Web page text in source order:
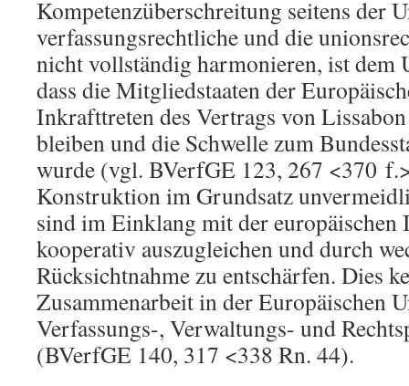
Kompetenzüberschreitung seitens der
verfassungsrechtliche und die
nicht vollständig harmonieren, ist dem
dass die Mitgliedstaaten der
Inkrafttreten des Vertrags von
bleiben und die Schwelle zum
wurde (vgl. BVerfGE 123, 267 <370
Konstruktion im Grundsatz
sind im Einklang mit der europäischen
kooperativ auszugleichen und durch
Rücksichtnahme zu entschärfen. Dies
Zusammenarbeit in der Europäischen
Verfassungs-, Verwaltungs- und
(BVerfGE 140, 317 <338 Rn. 44).